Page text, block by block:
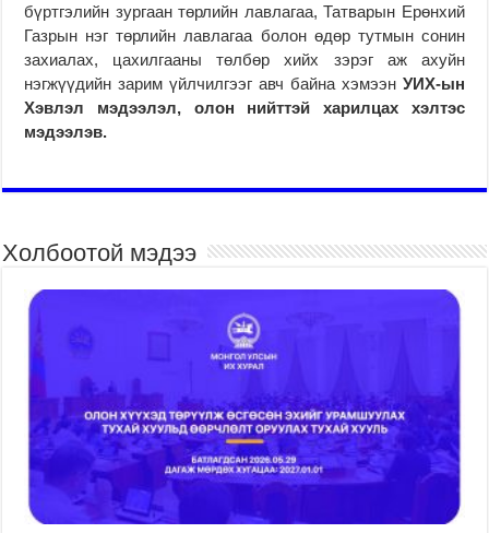
бүртгэлийн зургаан төрлийн лавлагаа, Татварын Ерөнхий
Газрын нэг төрлийн лавлагаа болон өдөр тутмын сонин
захиалах, цахилгааны төлбөр хийх зэрэг аж ахуйн
нэгжүүдийн зарим үйлчилгээг авч байна хэмээн УИХ-ын
Хэвлэл мэдээлэл, олон нийттэй харилцах хэлтэс
мэдээлэв.
Холбоотой мэдээ